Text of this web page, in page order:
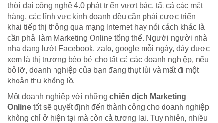
thời đại công nghệ 4.0 phát triển vượt bậc, tất cả các mặt
hàng, các lĩnh vực kinh doanh đều cần phải được triển
khai tiếp thị thông qua mạng Internet hay nói cách khác là
cần phải làm Marketing Online tổng thể. Người người nhà
nhà đang lướt Facebook, zalo, google mỗi ngày, đây được
xem là thị trường béo bở cho tất cả các doanh nghiệp, nếu
bỏ lỡ, doanh nghiệp của bạn đang thụt lùi và mất đi một
khoản thu khổng lồ.
Một doanh nghiệp với những chiến dịch Marketing
Online tốt sẽ quyết định đến thành công cho doanh nghiệp
không chỉ ở hiện tại mà còn cả tương lai. Tuy nhiên, nhiều